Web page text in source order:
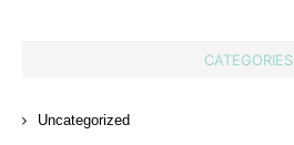
CATEGORIES
Uncategorized